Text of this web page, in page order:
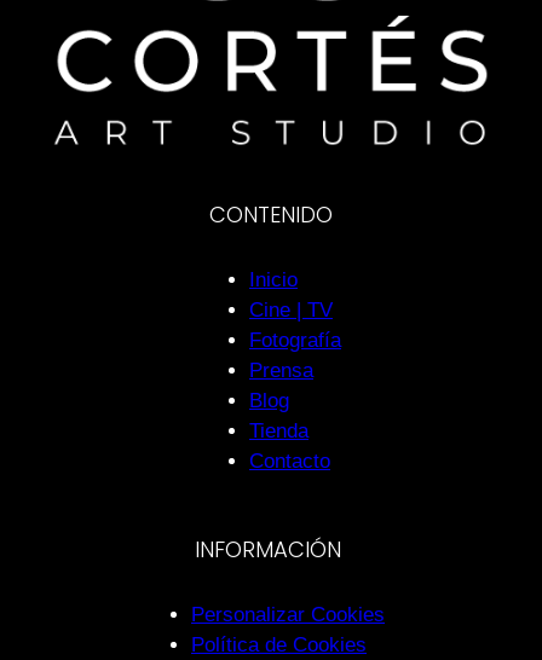
CONTENIDO
Inicio
Cine | TV
Fotografía
Prensa
Blog
Tienda
Contacto
INFORMACIÓN
Personalizar Cookies
Política de Cookies